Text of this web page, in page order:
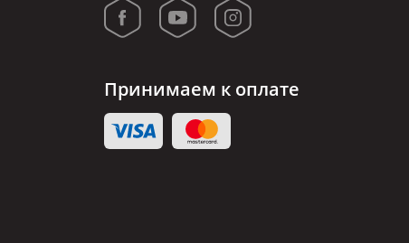
Принимаем к оплате